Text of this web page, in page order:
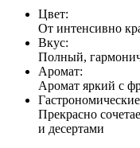
Цвет:
От интенсивно
Вкус:
Полный,
Аромат:
Аромат яркий с
Прекрасно
и десертами